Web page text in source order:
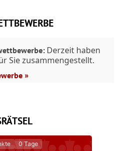
Derzeit haben
Sie zusammengestellt.
»
0 Tage